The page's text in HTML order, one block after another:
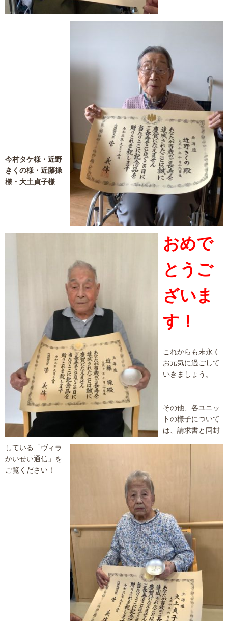
今村タケ様・近野
きくの様・近藤操
様・大土貞子様
おめで
とうご
ざいま
す！
これからも末永く
お元気に過ごして
いきましょう。
その他、各ユニッ
トの様子について
は、請求書と同封
している「ヴィラ
かいせい通信」を
ご覧ください！